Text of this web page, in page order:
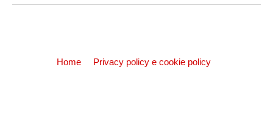
Home Privacy policy e cookie policy